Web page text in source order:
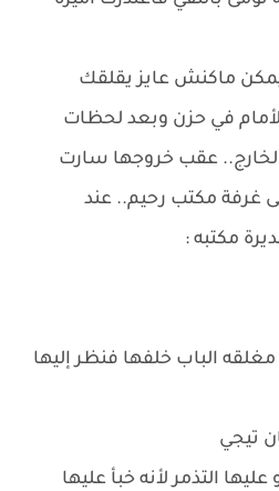
ماكنش عايز يقلقك
في حزن وبعد لحظات
عقب خروجها سارت
غرفة مكتب رحيم.. عند
مكتبه :
الباب خلفها فنظر إليها
تيجي
التذمر لأنه خبأ عليها